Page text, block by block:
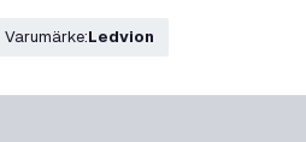
Varumärke: Ledvion